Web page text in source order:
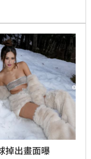
年，沒想到老公就
掉出畫面曝